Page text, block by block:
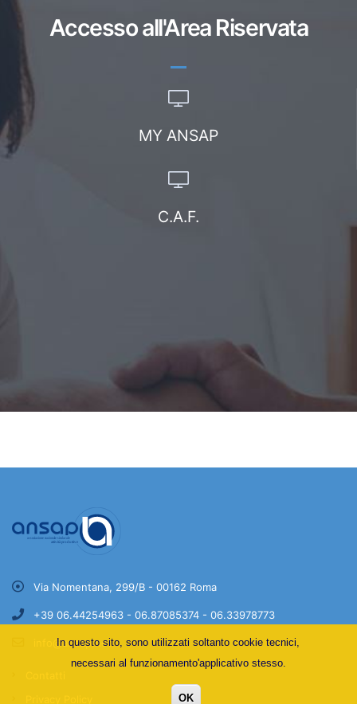
Accesso all'Area Riservata
MY ANSAP
C.A.F.
Via Nomentana, 299/B - 00162 Roma
+39 06.44254963 - 06.87085374 - 06.33978773
info@ansap.net
In questo sito, sono utilizzati soltanto cookie tecnici,
necessari al funzionamento'applicativo stesso.
OK